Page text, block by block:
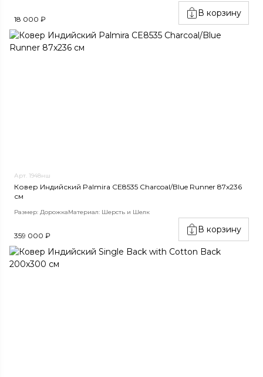
18 000 ₽
В корзину
Арт. 1948нш
Ковер Индийский Palmira CE8535 Charcoal/Blue Runner 87x236
см
Размер: ДорожкаМатериал: Шерсть и Шелк
359 000 ₽
В корзину